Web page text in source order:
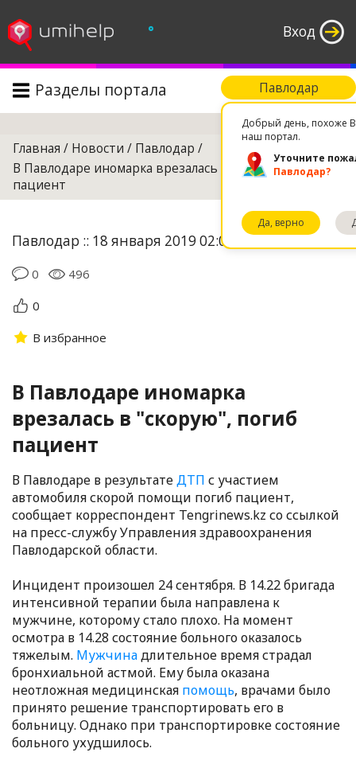
Вход
°
Павлодар
Добрый день, похоже
наш портал.
Уточните
Павлодар?
Да, верно
Разделы портала Поиск
Главная / Новости / Павлодар /
В Павлодаре иномарка врезалась в "скорую", погиб
пациент
Павлодар :: 18 января 2019 02:05
0
496
0
В избранное
В Павлодаре иномарка
врезалась в "скорую", погиб
пациент
В Павлодаре в результатеДТП с участием
автомобиля скорой помощи погиб пациент,
сообщает корреспондент Tengrinews.kz со ссылкой
на пресс-службу Управления здравоохранения
Павлодарской области.
Инцидент произошел 24 сентября. В 14.22 бригада
интенсивной терапии была направлена к
мужчине, которому стало плохо. На момент
осмотра в 14.28 состояние больного оказалось
тяжелым. Мужчинадлительное время страдал
бронхиальной астмой. Ему была оказана
неотложная медицинская помощь, врачами было
принято решение транспортировать его в
больницу. Однако при транспортировке состояние
больного ухудшилось.